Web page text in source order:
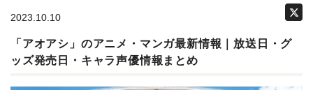
2023.10.10
「アオアシ」のアニメ・マンガ最新情報｜放送日・グ
ッズ発売日・キャラ声優情報まとめ